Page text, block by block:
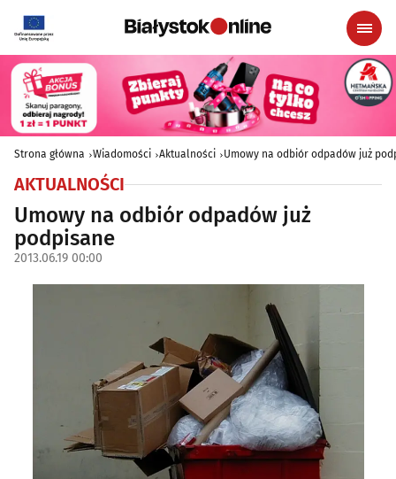
Strona główna Wiadomości Aktualności Umowy na odbiór odpadów już
AKTUALNOŚCI
Umowy na odbiór odpadów już
podpisane
2013.06.19 00:00